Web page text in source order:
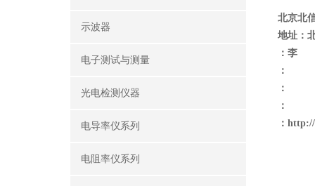
示波器
电子测试与测量
光电检测仪器
电导率仪系列
电阻率仪系列
北京北
地址：
：李
：
：
：
： http://